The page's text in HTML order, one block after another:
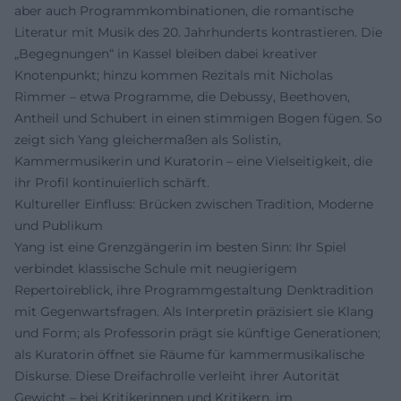
aber auch Programmkombinationen, die romantische
Literatur mit Musik des 20. Jahrhunderts kontrastieren. Die
„Begegnungen“ in Kassel bleiben dabei kreativer
Knotenpunkt; hinzu kommen Rezitals mit Nicholas
Rimmer – etwa Programme, die Debussy, Beethoven,
Antheil und Schubert in einen stimmigen Bogen fügen. So
zeigt sich Yang gleichermaßen als Solistin,
Kammermusikerin und Kuratorin – eine Vielseitigkeit, die
ihr Profil kontinuierlich schärft.
Kultureller Einfluss: Brücken zwischen Tradition, Moderne
und Publikum
Yang ist eine Grenzgängerin im besten Sinn: Ihr Spiel
verbindet klassische Schule mit neugierigem
Repertoireblick, ihre Programmgestaltung Denktradition
mit Gegenwartsfragen. Als Interpretin präzisiert sie Klang
und Form; als Professorin prägt sie künftige Generationen;
als Kuratorin öffnet sie Räume für kammermusikalische
Diskurse. Diese Dreifachrolle verleiht ihrer Autorität
Gewicht – bei Kritikerinnen und Kritikern, im